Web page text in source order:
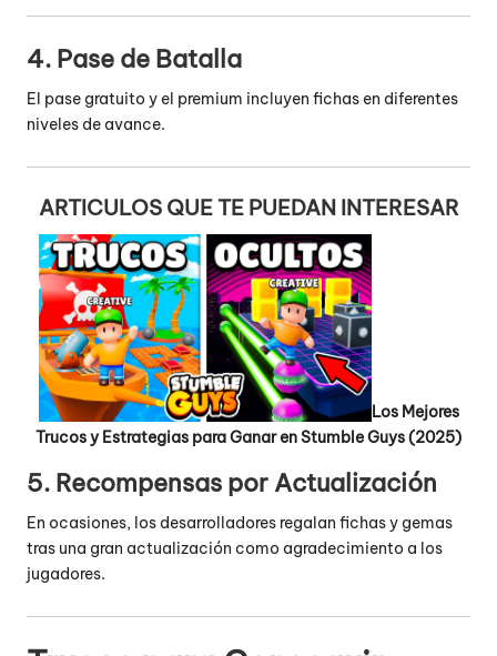
4. Pase de Batalla
El pase gratuito y el premium incluyen fichas en diferentes
niveles de avance.
ARTICULOS QUE TE PUEDAN INTERESAR
Los Mejores
Trucos y Estrategias para Ganar en Stumble Guys (2025)
5. Recompensas por Actualización
En ocasiones, los desarrolladores regalan fichas y gemas
tras una gran actualización como agradecimiento a los
jugadores.